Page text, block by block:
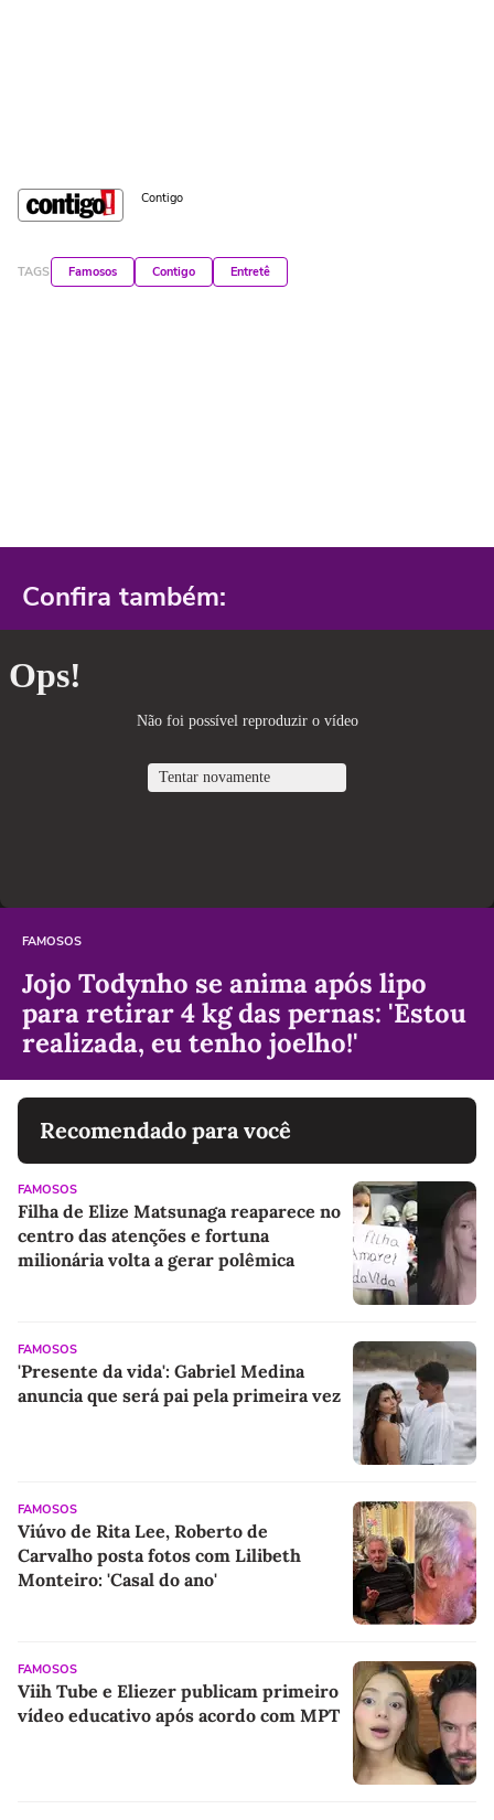
Contigo
TAGS Famosos Contigo Entretê
Confira também:
FAMOSOS
Jojo Todynho se anima após lipo
para retirar 4 kg das pernas: 'Estou
realizada, eu tenho joelho!'
Recomendado para você
FAMOSOS
Filha de Elize Matsunaga reaparece no
centro das atenções e fortuna
milionária volta a gerar polêmica
FAMOSOS
'Presente da vida': Gabriel Medina
anuncia que será pai pela primeira vez
FAMOSOS
Viúvo de Rita Lee, Roberto de
Carvalho posta fotos com Lilibeth
Monteiro: 'Casal do ano'
FAMOSOS
Viih Tube e Eliezer publicam primeiro
vídeo educativo após acordo com MPT